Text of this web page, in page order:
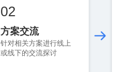
02
方案交流
或线下的交流探讨